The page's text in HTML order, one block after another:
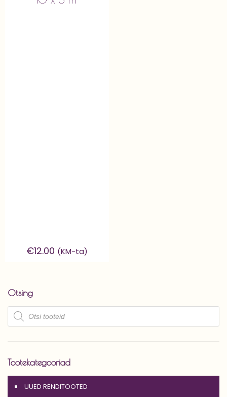
€12.00 (KM-ta)
Otsing
Products
search
Tootekategooriad
UUED RENDITOOTED